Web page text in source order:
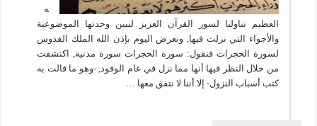
ه
العظيم تناولنا لسور القرآن العزيز لنبين وحدتها الموضوعية
والأجواء التي نزلت فيها, ونعرض اليوم بإذن الله الملك القدوس
لسورة الحجرات فنقول: سورة الحجرات سورة مدنية, اكتشفت
من خلال النظر فيها أنها مما نزل في عام الوفود, -وهو ما قالت به
كتب أسباب النزول- إلا أننا لا نتفق معها …